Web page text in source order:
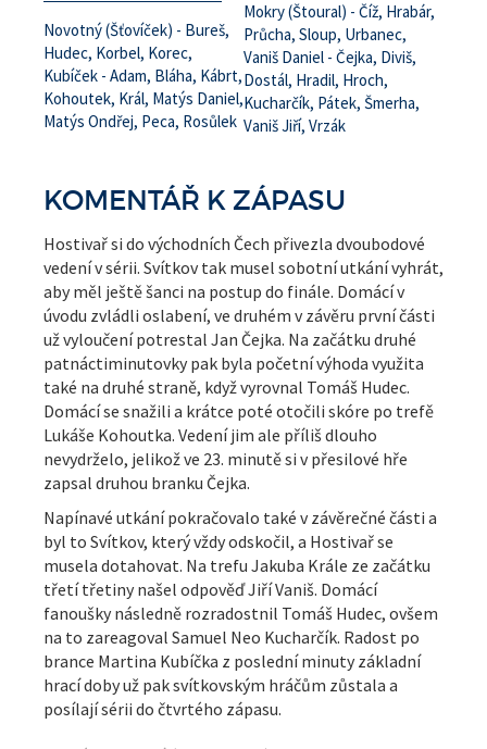
Novotný (Šťovíček) - Bureš,
Hudec, Korbel, Korec,
Kubíček - Adam, Bláha, Kábrt,
Kohoutek, Král, Matýs Daniel,
Matýs Ondřej, Peca, Rosůlek
Mokry (Štoural) - Číž, Hrabár,
Průcha, Sloup, Urbanec,
Vaniš Daniel - Čejka, Diviš,
Dostál, Hradil, Hroch,
Kucharčík, Pátek, Šmerha,
Vaniš Jiří, Vrzák
KOMENTÁŘ K ZÁPASU
Hostivař si do východních Čech přivezla dvoubodové
vedení v sérii. Svítkov tak musel sobotní utkání vyhrát,
aby měl ještě šanci na postup do finále. Domácí v
úvodu zvládli oslabení, ve druhém v závěru první části
už vyloučení potrestal Jan Čejka. Na začátku druhé
patnáctiminutovky pak byla početní výhoda využita
také na druhé straně, když vyrovnal Tomáš Hudec.
Domácí se snažili a krátce poté otočili skóre po trefě
Lukáše Kohoutka. Vedení jim ale příliš dlouho
nevydrželo, jelikož ve 23. minutě si v přesilové hře
zapsal druhou branku Čejka.
Napínavé utkání pokračovalo také v závěrečné části a
byl to Svítkov, který vždy odskočil, a Hostivař se
musela dotahovat. Na trefu Jakuba Krále ze začátku
třetí třetiny našel odpověď Jiří Vaniš. Domácí
fanoušky následně rozradostnil Tomáš Hudec, ovšem
na to zareagoval Samuel Neo Kucharčík. Radost po
brance Martina Kubíčka z poslední minuty základní
hrací doby už pak svítkovským hráčům zůstala a
posílají sérii do čtvrtého zápasu.